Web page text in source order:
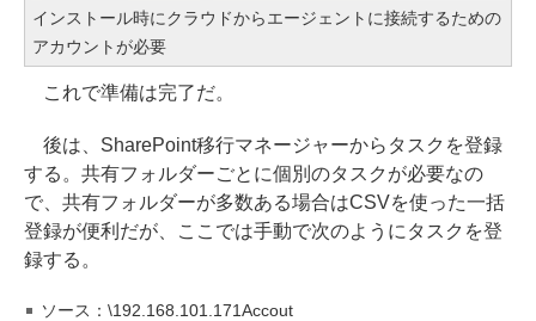
インストール時にクラウドからエージェントに接続するための
アカウントが必要
これで準備は完了だ。
後は、SharePoint移行マネージャーからタスクを登録
する。共有フォルダーごとに個別のタスクが必要なの
で、共有フォルダーが多数ある場合はCSVを使った一括
登録が便利だが、ここでは手動で次のようにタスクを登
録する。
ソース：\192.168.101.171Accout